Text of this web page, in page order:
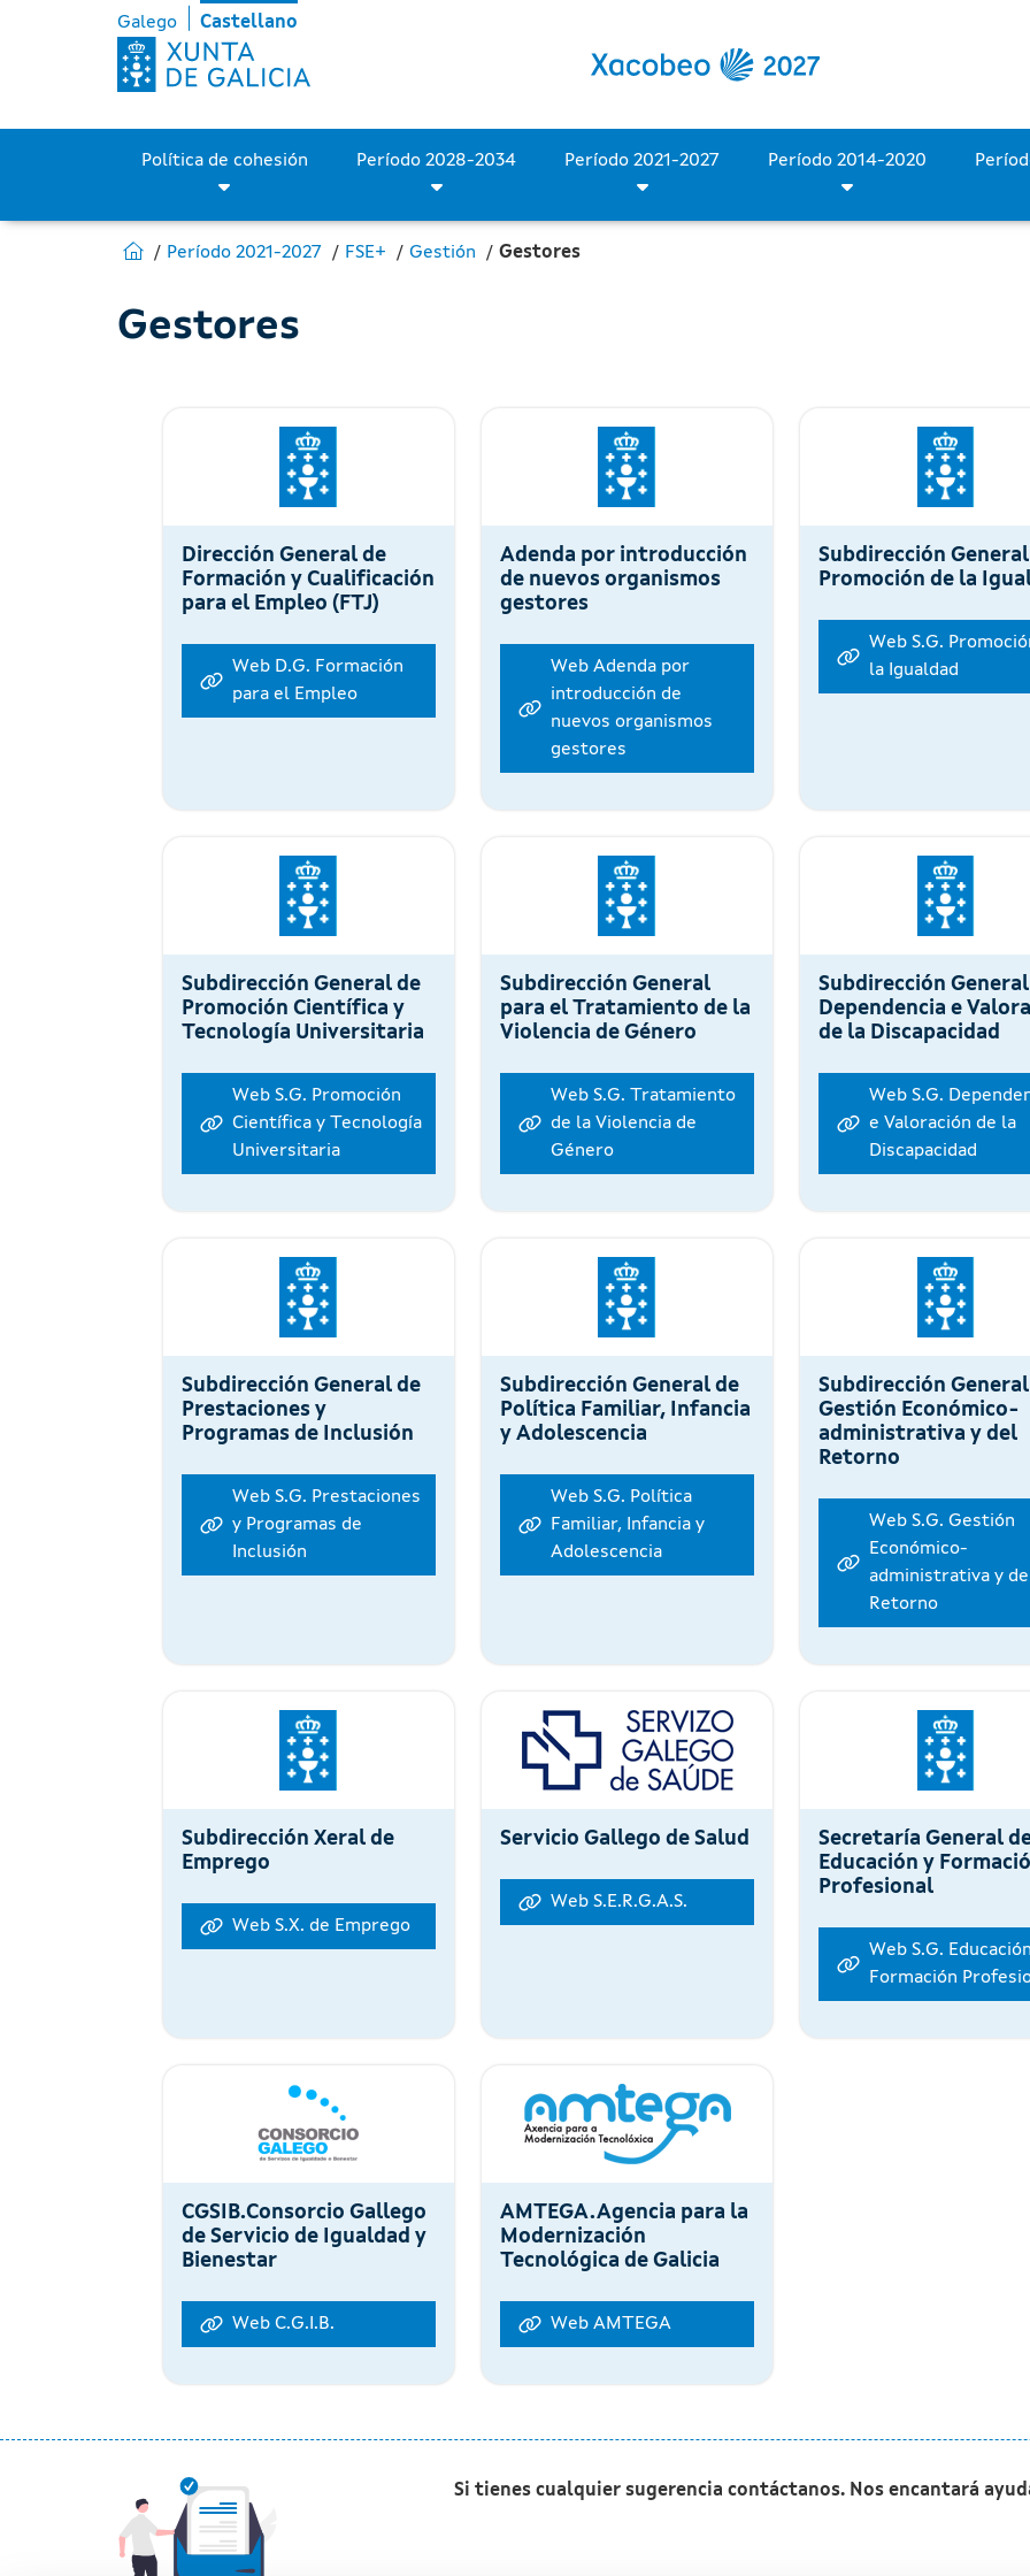
Gestores - Fondos Europeos
Saltar al contenido principal
Galego Castellano
Estás en:
Ir a Fondos Europeos
Período 2021-2027 FSE+ Gestión Gestores
Gestores
Dirección General de
Formación y Cualificación
para el Empleo (FTJ)
Web D.G. Formación
para el Empleo
Adenda por introducción
de nuevos organismos
gestores
Web Adenda por
introducción de
nuevos organismos
gestores
Subdirección
Promoción de la
Web S.G.
la Igualdad
Subdirección General de
Promoción Científica y
Tecnología Universitaria
Web S.G. Promoción
Científica y Tecnología
Universitaria
Subdirección General
para el Tratamiento de la
Violencia de Género
Web S.G. Tratamiento
de la Violencia de
Género
Subdirección
Dependencia e
de la Discapacidad
Web S.G.
e Valoración de la
Discapacidad
Subdirección General de
Prestaciones y
Programas de Inclusión
Web S.G. Prestaciones
y Programas de
Inclusión
Subdirección General de
Política Familiar, Infancia
y Adolescencia
Web S.G. Política
Familiar, Infancia y
Adolescencia
Subdirección
Gestión Económico-
administrativa y del
Retorno
Web S.G. Gestión
Económico-
administrativa y
Retorno
Subdirección Xeral de
Emprego
Web S.X. de Emprego
Servicio Gallego de Salud
Web S.E.R.G.A.S.
Secretaría General
Educación y
Profesional
Web S.G.
Formación
CGSIB.Consorcio Gallego
de Servicio de Igualdad y
Bienestar
Web C.G.I.B.
AMTEGA.Agencia para la
Modernización
Tecnológica de Galicia
Web AMTEGA
Si tienes cualquier sugerencia contáctanos. Nos encantará